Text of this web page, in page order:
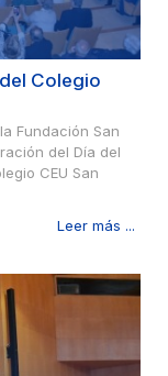
Colegio
Fundación San
del Día del
CEU San
Leer más ...